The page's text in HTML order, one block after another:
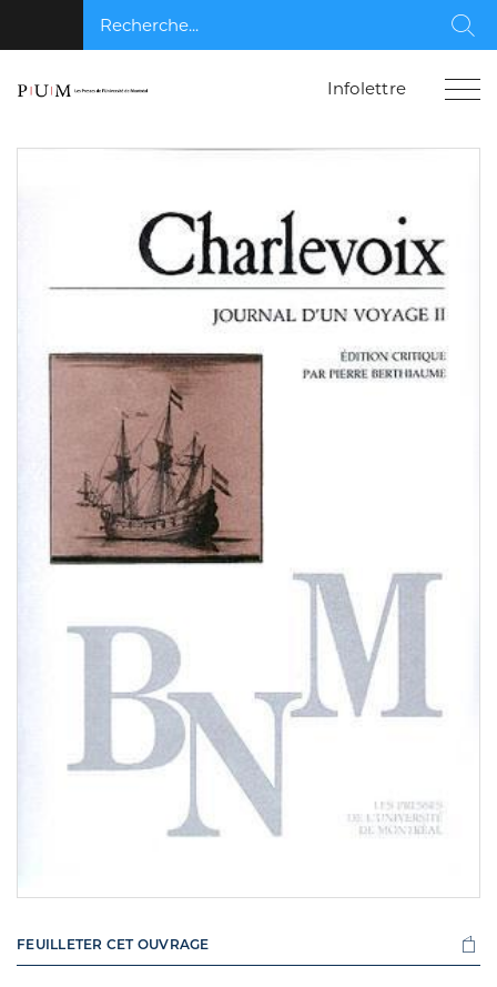
Recherche...
Infolettre
FEUILLETER CET OUVRAGE